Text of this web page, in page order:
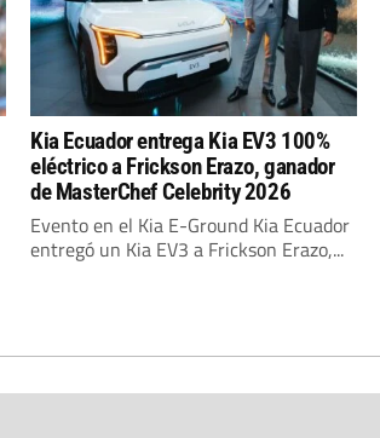
Kia Ecuador entrega Kia EV3 100%
eléctrico a Frickson Erazo, ganador
de MasterChef Celebrity 2026
Evento en el Kia E-Ground Kia Ecuador
entregó un Kia EV3 a Frickson Erazo,...